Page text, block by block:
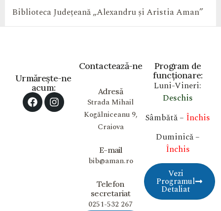
Biblioteca Județeană „Alexandru și Aristia Aman”
Program de
funcționare:
Luni-Vineri:
Deschis
Sâmbătă – Închis
Duminică –
Închis
Vezi
Programul
Detaliat
Contactează-ne
Adresă
Strada Mihail
Kogălniceanu 9,
Craiova
E-mail
bib@aman.ro
Telefon
secretariat
0251-532 267
Urmărește-ne
acum: